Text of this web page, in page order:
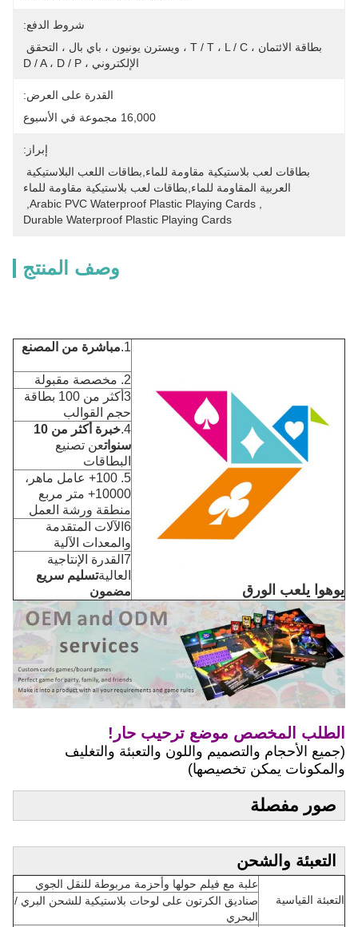
شروط الدفع:
الإلكتروني ، D / A ، D / P
القدرة على العرض:
16,000 مجموعة في الأسبوع
إبراز:
العربية المقاومة للماء,بطاقات لعب بلاستيكية مقاومة للماء
Arabic PVC Waterproof Plastic Playing Cards
Durable Waterproof Plastic Playing Cards
وصف المنتج
يوهوا يلعب الورق
1. مباشرة من المصنع
2. مخصصة مقبولة
3أكثر من 100 بطاقة
حجم القوالب
4.
خبرة أكثر من 10
سنواتعن تصنيع
البطاقات
5. 100+ عامل ماهر،
10000+ متر مربع
منطقة ورشة العمل
6الآلات المتقدمة
والمعدات الآلية
7القدرة الإنتاجية
العاليةتسليم سريع
مضمون
الطلب المخصص موضع ترحيب حار!
(جميع الأحجام والتصميم واللون والتعبئة والتغليف
والمكونات يمكن تخصيصها)
صور مفصلة
التعبئة والشحن
التعبئة القياسية
علبة مع فيلم حولها وأحزمة مربوطة للنقل الجوي
صناديق الكرتون على لوحات بلاستيكية للشحن البري /
البحري